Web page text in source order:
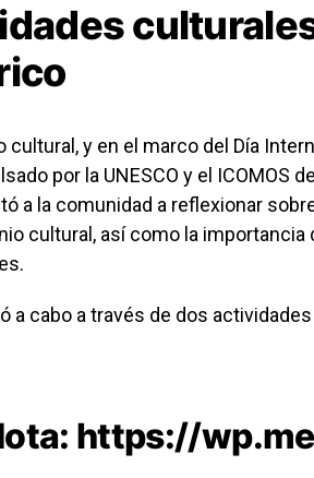
cultural, y en el marco del Día
por la UNESCO y el ICOMOS
a la comunidad a reflexionar
cultural, así como la
a cabo a través de dos
https://